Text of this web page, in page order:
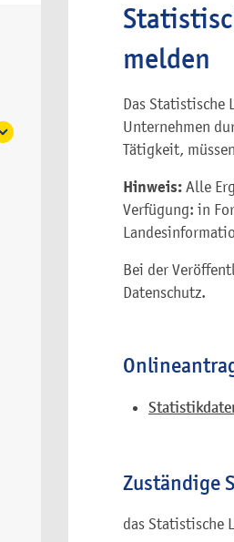
melden
Das Statistische
Unternehmen
Tätigkeit,
Hinweis: Alle
Verfügung: in
Bei der
Datenschutz.
Zuständige
das Statistische